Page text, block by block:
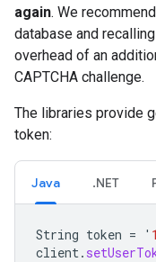
again. We
database and
overhead of an
CAPTCHA challenge.
The libraries provide
token:
Java .NET
String token = '
client.